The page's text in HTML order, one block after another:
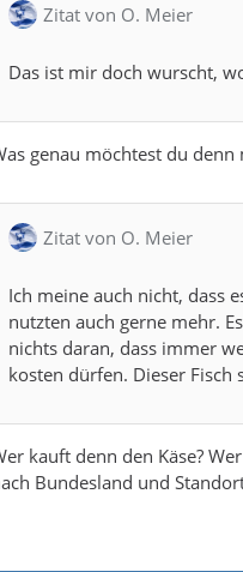
Zitat von O. Meier
Das ist mir doch wurscht,
genau möchtest du
Zitat von O. Meier
Ich meine auch nicht, dass
nutzten auch gerne mehr.
nichts daran, dass immer
kosten dürfen. Dieser Fisch
kauft denn den Käse?
Bundesland und